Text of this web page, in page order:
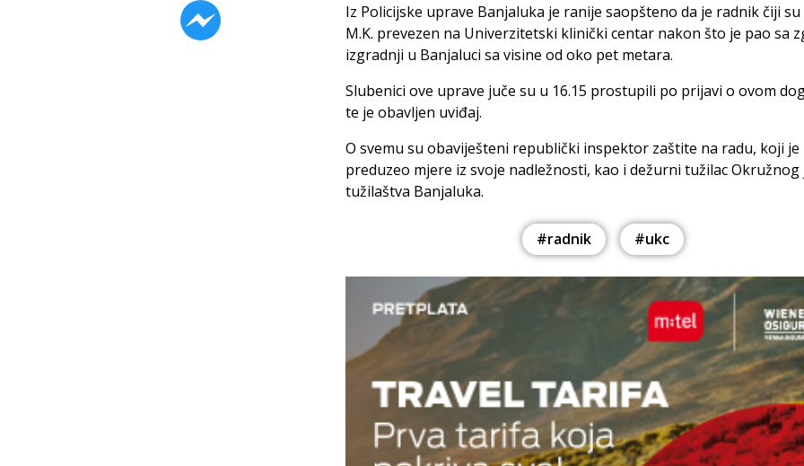
Iz Policijske uprave Banjaluka je ranije saopšteno da je radnik čiji
M.K. prevezen na Univerzitetski klinički centar nakon što je pao sa
izgradnji u Banjaluci sa visine od oko pet metara.
Slubenici ove uprave juče su u 16.15 prostupili po prijavi o ovom
te je obavljen uviđaj.
O svemu su obaviješteni republički inspektor zaštite na radu, koji je
preduzeo mjere iz svoje nadležnosti, kao i dežurni tužilac
tužilaštva Banjaluka.
#radnik #ukc